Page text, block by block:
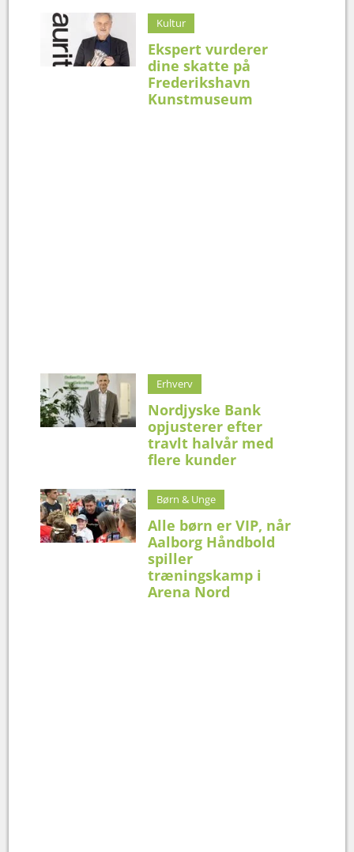
Kultur
Ekspert vurderer
dine skatte på
Frederikshavn
Kunstmuseum
Erhverv
Nordjyske Bank
opjusterer efter
travlt halvår med
flere kunder
Børn & Unge
Alle børn er VIP, når
Aalborg Håndbold
spiller
træningskamp i
Arena Nord